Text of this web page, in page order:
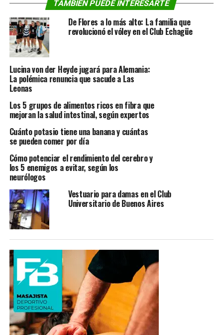
TAMBIÉN PUEDE INTERESARTE
De Flores a lo más alto: La familia que
revolucionó el vóley en el Club Echagüe
Lucina von der Heyde jugará para Alemania:
La polémica renuncia que sacude a Las
Leonas
Los 5 grupos de alimentos ricos en fibra que
mejoran la salud intestinal, según expertos
Cuánto potasio tiene una banana y cuántas
se pueden comer por día
Cómo potenciar el rendimiento del cerebro y
los 5 enemigos a evitar, según los
neurólogos
Vestuario para damas en el Club
Universitario de Buenos Aires